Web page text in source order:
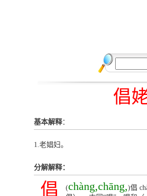
倡
基本解释：
1.老娼妇。
分解解释：
倡 (chàng,chāng,)倡